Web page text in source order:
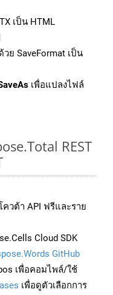
เป็น HTML
วย SaveFormat เป็น
เพื่อแปลงไฟล์
REST
ควต้า API ฟรีและราย
Cloud SDK
GitHub
เพื่อคอมไพล์/ใช้
เพื่อดูตัวเลือกการ